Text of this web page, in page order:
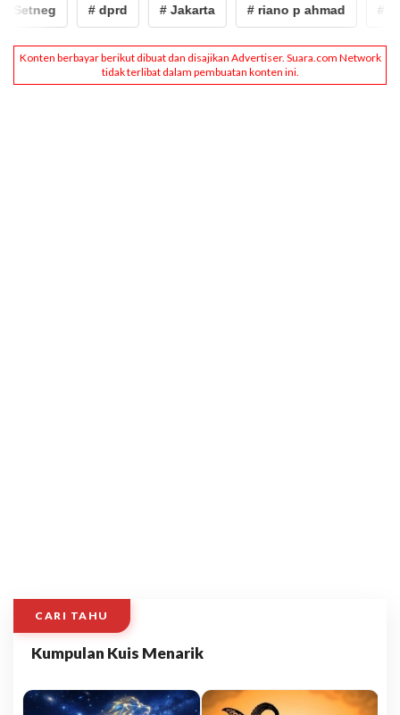
# dprd # Jakarta # riano p ahmad #
CARI TAHU
Kumpulan Kuis Menarik